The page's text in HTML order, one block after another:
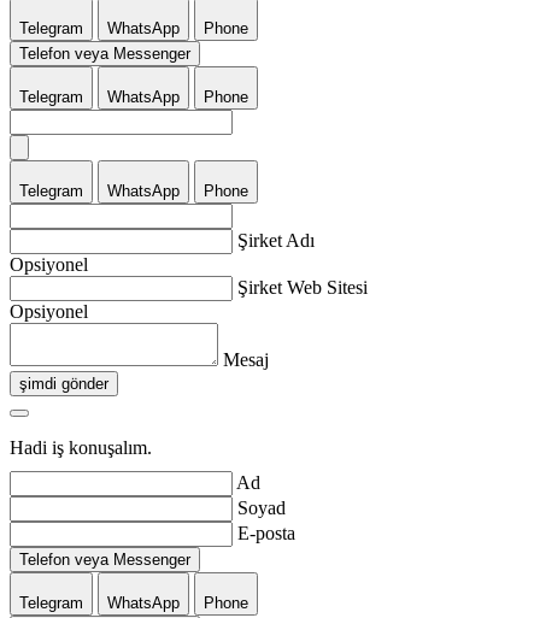
Telegram WhatsApp
Phone
Telefon veya Messenger
Telegram WhatsApp Phone
Telegram WhatsApp Phone
Şirket Adı
Opsiyonel
Şirket Web Sitesi
Opsiyonel
Mesaj
şimdi gönder
Hadi iş konuşalım.
Ad
Soyad
E-posta
Telefon veya Messenger
Telegram WhatsApp Phone